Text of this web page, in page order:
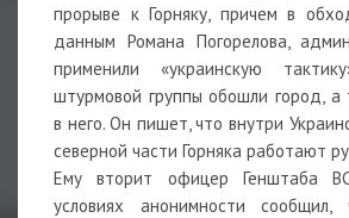
прорыве к Горняку, причем в
данным Романа Погорелова,
применили «украинскую
штурмовой группы обошли город, а
в него. Он пишет, что внутри
северной части Горняка работают
Ему вторит офицер Генштаба
условиях анонимности сообщил,